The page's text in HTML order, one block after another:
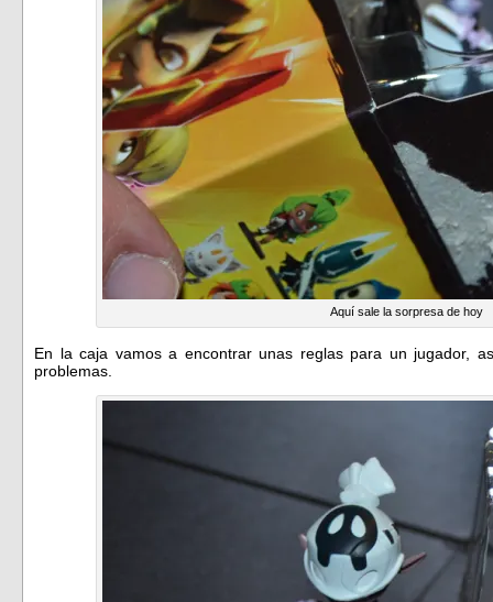
Aquí sale la sorpresa de hoy
En la caja vamos a encontrar unas reglas para un jugador,
problemas.